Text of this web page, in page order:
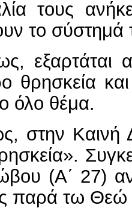
τους
το σύστημά
εξαρτάται
θρησκεία
όλο θέμα.
στην Καινή
(Α΄ 27)
παρά τω Θεώ